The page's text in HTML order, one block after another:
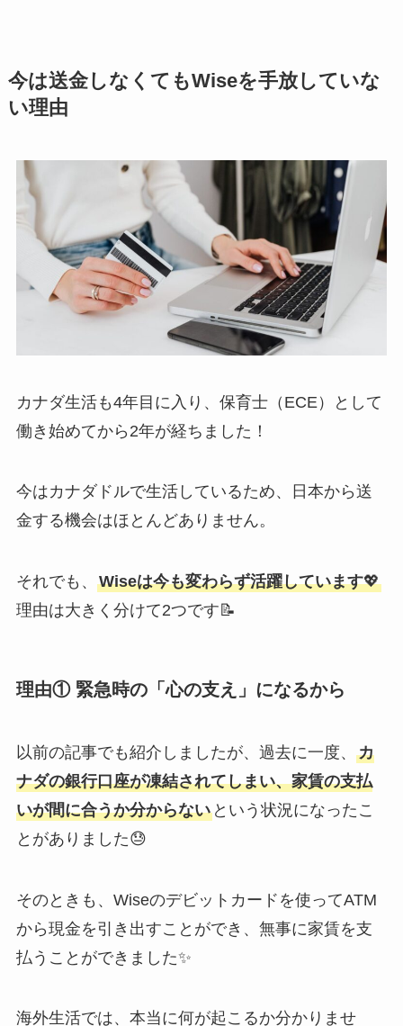
今は送金しなくてもWiseを手放していな
い理由
カナダ生活も4年目に入り、保育士（ECE）として
働き始めてから2年が経ちました！
今はカナダドルで生活しているため、日本から送
金する機会はほとんどありません。
それでも、 Wiseは今も変わらず活躍しています💖
理由は大きく分けて2つです📝
理由① 緊急時の「心の支え」になるから
以前の記事でも紹介しましたが、過去に一度、 カ
ナダの銀行口座が凍結されてしまい、家賃の支払
いが間に合うか分からないという状況になったこ
とがありました😓
そのときも、Wiseのデビットカードを使ってATM
から現金を引き出すことができ、無事に家賃を支
払うことができました✨
海外生活では、本当に何が起こるか分かりませ